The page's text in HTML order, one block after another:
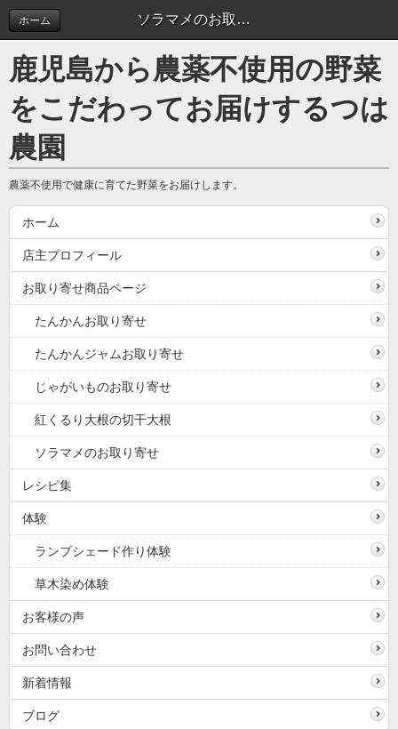
ソラマメのお取り寄せ
ホーム
鹿児島から農薬不使用の野菜
をこだわってお届けするつは
農園
農薬不使用で健康に育てた野菜をお届けします。
ホーム
店主プロフィール
お取り寄せ商品ページ
たんかんお取り寄せ
たんかんジャムお取り寄せ
じゃがいものお取り寄せ
紅くるり大根の切干大根
ソラマメのお取り寄せ
レシピ集
体験
ランプシェード作り体験
草木染め体験
お客様の声
お問い合わせ
新着情報
ブログ